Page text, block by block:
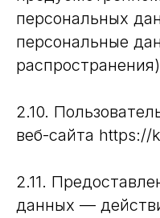
персональных
персональные
2.10.
веб-сайта https://
2.11.
данных —